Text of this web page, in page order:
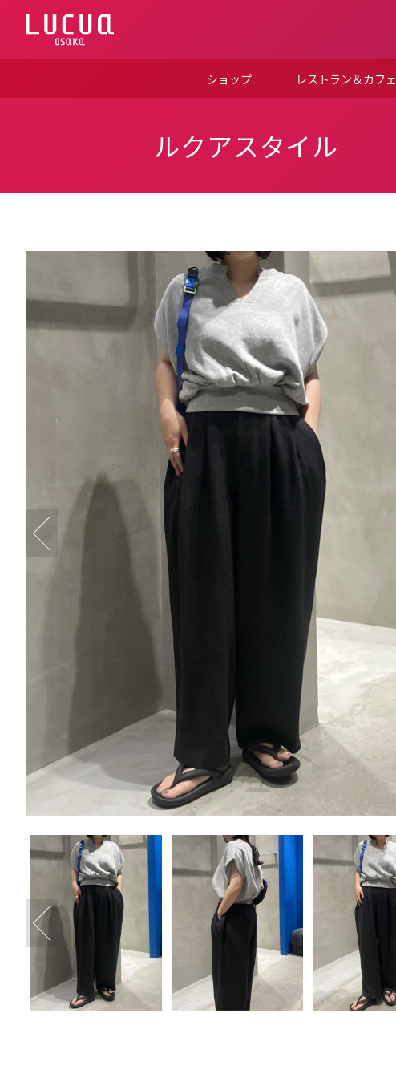
ス
ショップ レストラン＆カフェ
ルクアスタイル